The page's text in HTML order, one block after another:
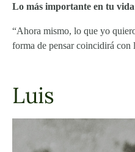
Lo más importante en tu vida
“Ahora mismo, lo que yo
forma de pensar coincidirá con
Luis